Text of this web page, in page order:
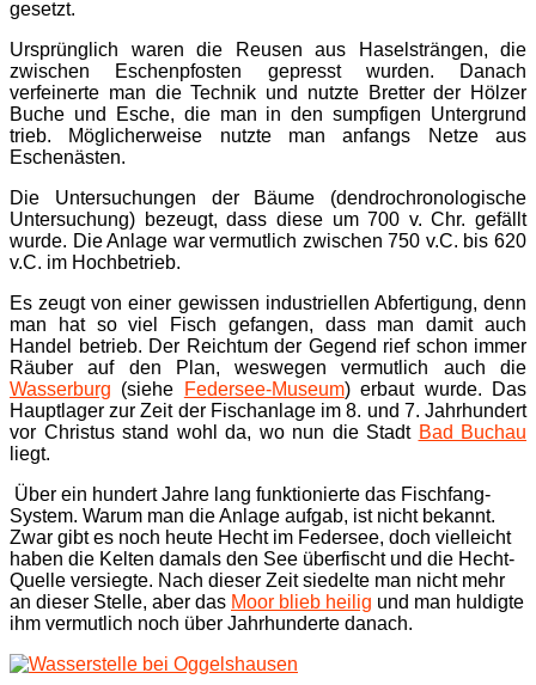
gesetzt.
Ursprünglich waren die Reusen aus Haselsträngen, die
zwischen Eschenpfosten gepresst wurden. Danach
verfeinerte man die Technik und nutzte Bretter der Hölzer
Buche und Esche, die man in den sumpfigen Untergrund
trieb. Möglicherweise nutzte man anfangs Netze aus
Eschenästen.
Die Untersuchungen der Bäume (dendrochronologische
Untersuchung) bezeugt, dass diese um 700 v. Chr. gefällt
wurde. Die Anlage war vermutlich zwischen 750 v.C. bis 620
v.C. im Hochbetrieb.
Es zeugt von einer gewissen industriellen Abfertigung, denn
man hat so viel Fisch gefangen, dass man damit auch
Handel betrieb. Der Reichtum der Gegend rief schon immer
Räuber auf den Plan, weswegen vermutlich auch die
Wasserburg (siehe Federsee-Museum) erbaut wurde. Das
Hauptlager zur Zeit der Fischanlage im 8. und 7. Jahrhundert
vor Christus stand wohl da, wo nun die Stadt Bad Buchau
liegt.
Über ein hundert Jahre lang funktionierte das Fischfang-
System. Warum man die Anlage aufgab, ist nicht bekannt.
Zwar gibt es noch heute Hecht im Federsee, doch vielleicht
haben die Kelten damals den See überfischt und die Hecht-
Quelle versiegte. Nach dieser Zeit siedelte man nicht mehr
an dieser Stelle, aber das Moor blieb heilig und man huldigte
ihm vermutlich noch über Jahrhunderte danach.